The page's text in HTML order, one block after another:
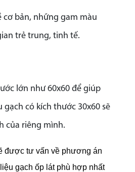
bản, những gam màu
trẻ trung, tinh tế.
lớn như 60x60 để giúp
có kích thước 30x60 sẽ
của riêng mình.
được tư vấn về phương án
gạch ốp lát phù hợp nhất